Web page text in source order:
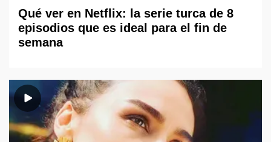
Qué ver en Netflix: la serie turca de 8
episodios que es ideal para el fin de
semana